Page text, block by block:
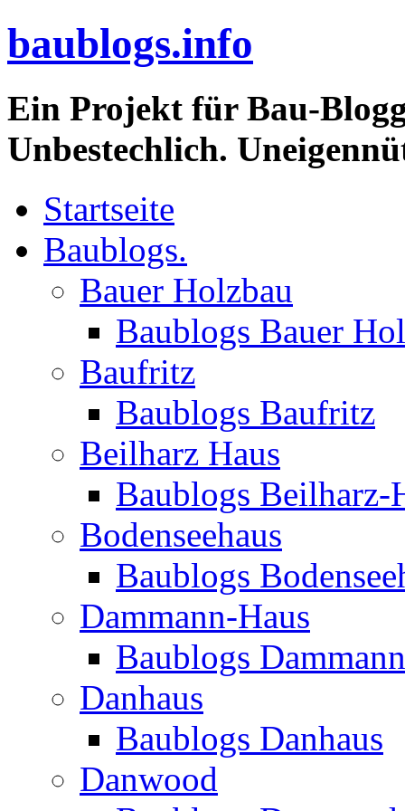
baublogs.info
Ein Projekt für Bau-
Unbestechlich.
Startseite
Baublogs.
Bauer Holzbau
Baublogs Bauer
Baufritz
Baublogs Baufritz
Beilharz Haus
Baublogs Beilharz-
Bodenseehaus
Baublogs
Dammann-Haus
Baublogs
Danhaus
Baublogs Danhaus
Danwood